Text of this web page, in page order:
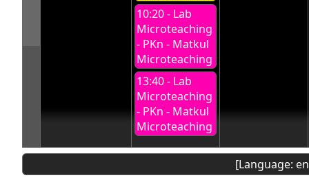
10:20 - Lab
Microteaching
- PKn - Matkul
Microteaching
13:40 - Lab
Microteaching
- PKn - Matkul
Microteaching
[Language: